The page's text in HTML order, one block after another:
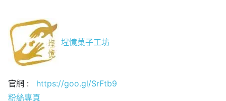
埕憶菓子工坊
官網 : https://goo.gl/SrFtb9
粉絲專頁